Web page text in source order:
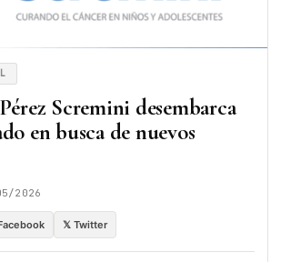
Scremini desembarca
en busca de nuevos
2026
𝕏 Twitter